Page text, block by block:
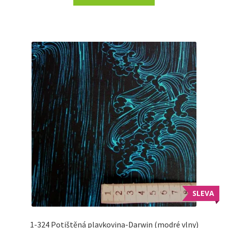
SLEVA
1-324 Potištěná plavkovina-Darwin (modré vlny)